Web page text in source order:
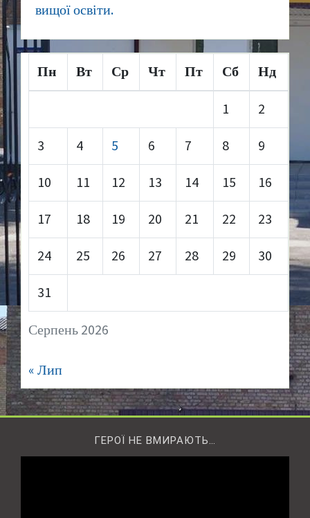
вищої освіти.
Серпень 2026
Пн Вт Ср Чт Пт Сб Нд
1 2
3 4 5 6 7 8 9
10 11 12 13 14 15 16
17 18 19 20 21 22 23
24 25 26 27 28 29 30
31
« Лип
ГЕРОЇ НЕ ВМИРАЮТЬ…